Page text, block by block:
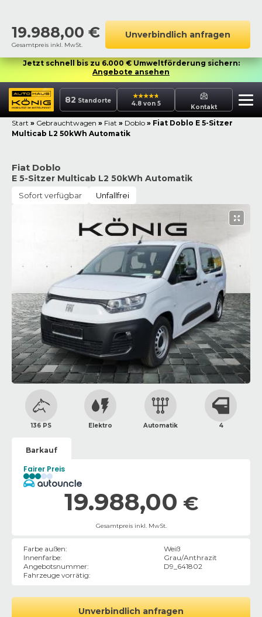
19.988,00 €
Gesamtpreis inkl. MwSt.
Unverbindlich anfragen
Jetzt schnell bis zu 6.000 € Umweltförderung sichern:
Angebote ansehen
82 Standorte 4.8 von 5 Kontakt
Start » Gebrauchtwagen » Fiat » Doblo » Fiat Doblo E 5-Sitzer
Multicab L2 50kWh Automatik
Fiat Doblo
E 5-Sitzer Multicab L2 50kWh Automatik
Sofort verfügbar Unfallfrei
136 PS Elektro Automatik 4
Barkauf
Fairer Preis
19.988,00 €
Gesamtpreis inkl. MwSt.
Farbe außen:
Weiß
Innenfarbe:
Grau/Anthrazit
Angebotsnummer:
D9_641802
Fahrzeuge vorrätig:
Unverbindlich anfragen